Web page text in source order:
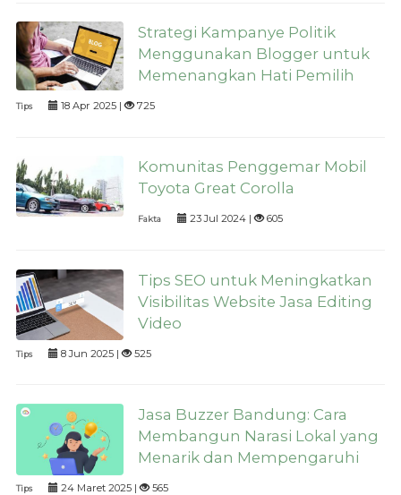
Strategi Kampanye Politik
Menggunakan Blogger untuk
Memenangkan Hati Pemilih
Tips 18 Apr 2025 | 725
Komunitas Penggemar Mobil
Toyota Great Corolla
Fakta 23 Jul 2024 | 605
Tips SEO untuk Meningkatkan
Visibilitas Website Jasa Editing
Video
Tips 8 Jun 2025 | 525
Jasa Buzzer Bandung: Cara
Membangun Narasi Lokal yang
Menarik dan Mempengaruhi
Tips 24 Maret 2025 | 565